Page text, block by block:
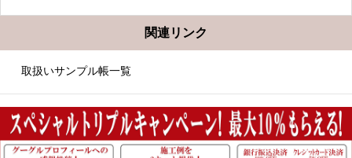
関連リンク
取扱いサンプル帳一覧